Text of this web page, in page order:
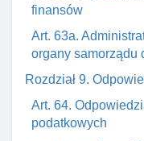
finansów
Art. 63a.
organy samorządu
Rozdział 9.
Art. 64.
podatkowych